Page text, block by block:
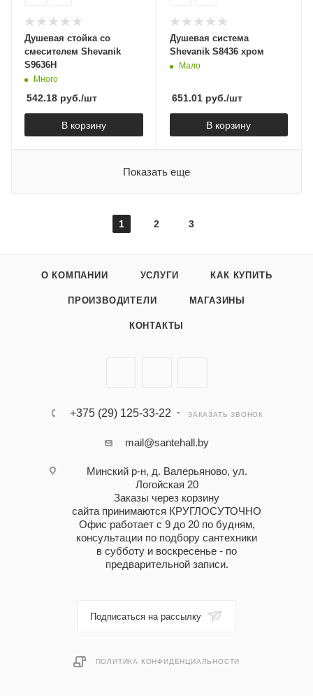
Душевая стойка со
смесителем Shevanik
S9636H
Много
542.18 руб./шт
В корзину
Душевая система
Shevanik S8436 хром
Мало
651.01руб./шт
В корзину
Показать еще
1 2 3
О КОМПАНИИ УСЛУГИ КАК КУПИТЬ
ПРОИЗВОДИТЕЛИ МАГАЗИНЫ
КОНТАКТЫ
+375 (29) 125-33-22 ЗАКАЗАТЬ ЗВОНОК
mail@santehall.by
Минский р-н, д. Валерьяново, ул.
Логойская 20
Заказы через корзину
сайта принимаются КРУГЛОСУТОЧНО
Офис работает с 9 до 20 по будням,
консультации по подбору сантехники
в субботу и воскресенье - по
предварительной записи.
Подписаться на рассылку
ПОЛИТИКА КОНФИДЕНЦИАЛЬНОСТИ